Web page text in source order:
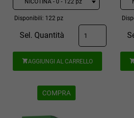
Disponibili: 122 pz
Sel. Quantità
AGGIUNGI AL CARRELLO
COMPRA